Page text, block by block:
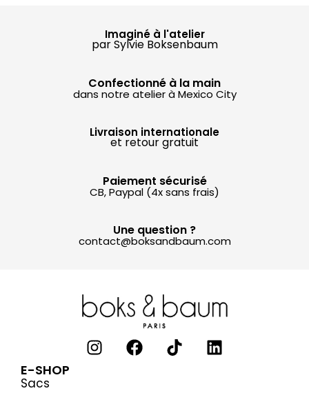
Imaginé à l'atelier
par Sylvie Boksenbaum
Confectionné à la main
dans notre atelier à Mexico City
Une question ?
contact@boksandbaum.com
Livraison internationale
et retour gratuit
Paiement sécurisé
CB, Paypal (4x sans frais)
E-SHOP
Sacs